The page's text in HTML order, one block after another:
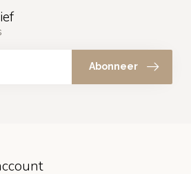
Abonneer